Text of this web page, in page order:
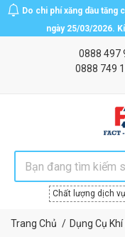
Do chi phí xăng dầu tăng
ngày 25/03/2026.
0888 497
0888 749
Chất lượng dịch
Trang Chủ Dụng Cụ Khí